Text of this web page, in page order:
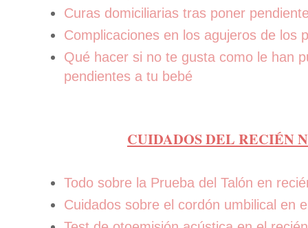
Curas domiciliarias tras poner
Complicaciones en los agujeros de los
Qué hacer si no te gusta como le han
pendientes a tu bebé
CUIDADOS DEL RECIÉN
Todo sobre la Prueba del Talón en
Cuidados sobre el cordón umbilical en